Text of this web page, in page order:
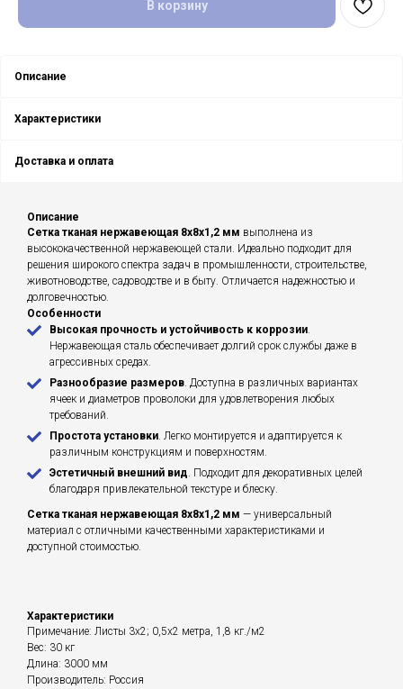
В корзину
Описание
Характеристики
Доставка и оплата
Описание
Сетка тканая нержавеющая 8х8х1,2 мм выполнена из
высококачественной нержавеющей стали. Идеально подходит для
решения широкого спектра задач в промышленности, строительстве,
животноводстве, садоводстве и в быту. Отличается надежностью и
долговечностью.
Особенности
Высокая прочность и устойчивость к коррозии.
Нержавеющая сталь обеспечивает долгий срок службы даже в
агрессивных средах.
Разнообразие размеров. Доступна в различных вариантах
ячеек и диаметров проволоки для удовлетворения любых
требований.
Простота установки. Легко монтируется и адаптируется к
различным конструкциям и поверхностям.
Эстетичный внешний вид. Подходит для декоративных целей
благодаря привлекательной текстуре и блеску.
Сетка тканая нержавеющая 8х8х1,2 мм — универсальный
материал с отличными качественными характеристиками и
доступной стоимостью.
Характеристики
Примечание: Листы 3х2; 0,5х2 метра, 1,8 кг./м2
Вес: 30 кг
Длина: 3000 мм
Производитель: Россия